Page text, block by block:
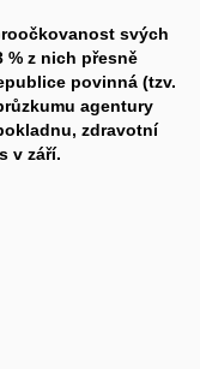
svých
% z nich přesně
povinná (tzv.
agentury
zdravotní
v září.